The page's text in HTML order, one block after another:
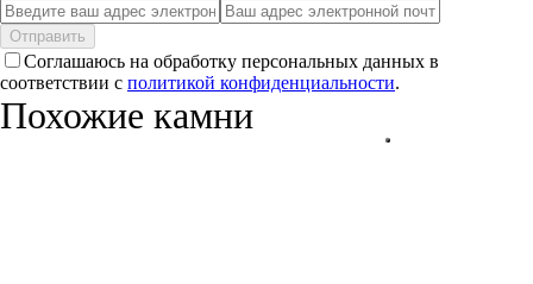
Отправить
Соглашаюсь на обработку персональных данных в
соответствии с политикой конфиденциальности.
Похожие камни